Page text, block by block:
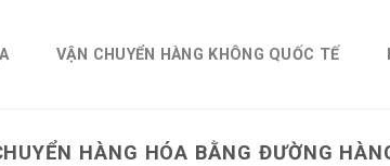
VẬN CHUYỂN HÀNG KHÔNG QUỐC TẾ
HÀNG HÓA BẰNG ĐƯỜNG